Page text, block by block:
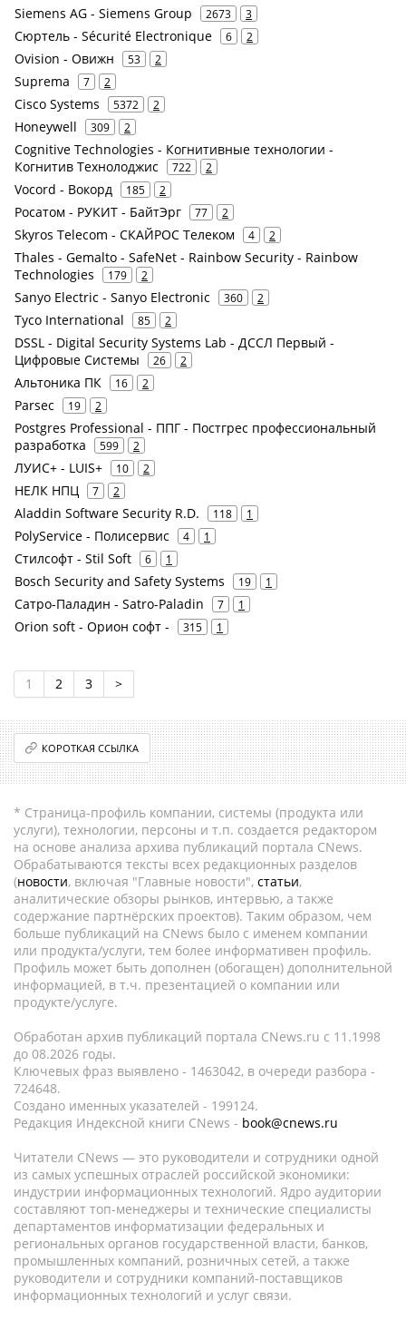
Siemens AG - Siemens Group 2673 3
Сюртель - Sécurité Electronique 6 2
Ovision - Овижн 53 2
Suprema 7 2
Cisco Systems 5372 2
Honeywell 309 2
Cognitive Technologies - Когнитивные технологии -
Когнитив Технолоджис
722 2
Vocord - Вокорд 185 2
Росатом - РУКИТ - БайтЭрг 77 2
Skyros Telecom - СКАЙРОС Телеком 4 2
Thales - Gemalto - SafeNet - Rainbow Security - Rainbow
Technologies
179 2
Sanyo Electric - Sanyo Electronic 360 2
Tyco International 85 2
DSSL - Digital Security Systems Lab - ДССЛ Первый -
Цифровые Системы
26 2
Альтоника ПК 16 2
Parsec 19 2
Postgres Professional - ППГ - Постгрес профессиональный
разработка
599 2
ЛУИС+ - LUIS+ 10 2
НЕЛК НПЦ 7 2
Aladdin Software Security R.D. 118 1
PolyService - Полисервис 4 1
Стилсофт - Stil Soft 6 1
Bosch Security and Safety Systems 19 1
Сатро-Паладин - Satro-Paladin 7 1
Orion soft - Орион софт - 315 1
1 2 3 >
КОРОТКАЯ ССЫЛКА
* Страница-профиль компании, системы (продукта или
услуги), технологии, персоны и т.п. создается редактором
на основе анализа архива публикаций портала CNews.
Обрабатываются тексты всех редакционных разделов
(новости, включая "Главные новости", статьи,
аналитические обзоры рынков, интервью, а также
содержание партнёрских проектов). Таким образом, чем
больше публикаций на CNews было с именем компании
или продукта/услуги, тем более информативен профиль.
Профиль может быть дополнен (обогащен) дополнительной
информацией, в т.ч. презентацией о компании или
продукте/услуге.
Обработан архив публикаций портала CNews.ru c 11.1998
до 08.2026 годы.
Ключевых фраз выявлено - 1463042, в очереди разбора -
724648.
Создано именных указателей - 199124.
Редакция Индексной книги CNews - book@cnews.ru
Читатели CNews — это руководители и сотрудники одной
из самых успешных отраслей российской экономики:
индустрии информационных технологий. Ядро аудитории
составляют топ-менеджеры и технические специалисты
департаментов информатизации федеральных и
региональных органов государственной власти, банков,
промышленных компаний, розничных сетей, а также
руководители и сотрудники компаний-поставщиков
информационных технологий и услуг связи.